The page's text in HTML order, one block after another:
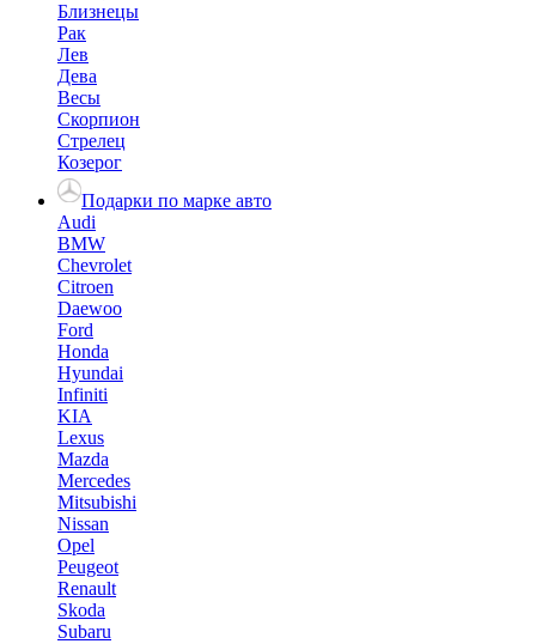
Близнецы
Рак
Лев
Дева
Весы
Скорпион
Стрелец
Козерог
Подарки по марке авто
Audi
BMW
Chevrolet
Citroen
Daewoo
Ford
Honda
Hyundai
Infiniti
KIA
Lexus
Mazda
Mercedes
Mitsubishi
Nissan
Opel
Peugeot
Renault
Skoda
Subaru